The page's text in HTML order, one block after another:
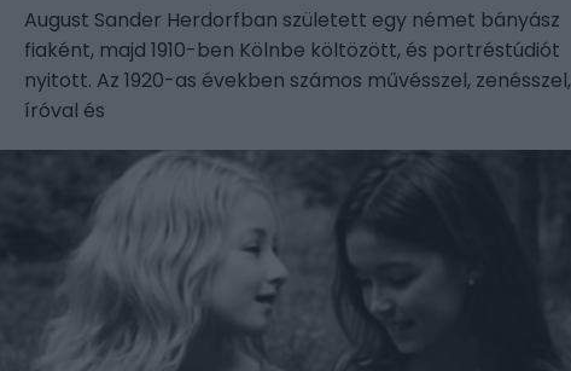
August Sander Herdorfban született egy német bányász
fiaként, majd 1910-ben Kölnbe költözött, és portréstúdiót
nyitott. Az 1920-as években számos művésszel, zenésszel,
íróval és